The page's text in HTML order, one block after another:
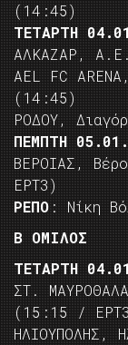
(14:45)
ΤΕΤΑΡΤΗ
ΑΛΚΑΖΑΡ,
AEL FC
(14:45)
ΡΟΔΟΥ,
ΠΕΜΠΤΗ
ΒΕΡΟΙΑΣ,
ΕΡΤ3)
ΡΕΠΟ : Νίκη
Β ΟΜΙΛΟΣ
ΤΕΤΑΡΤΗ
ΣΤ.
(15:15 /
ΗΛΙΟΥΠΟΛΗΣ,